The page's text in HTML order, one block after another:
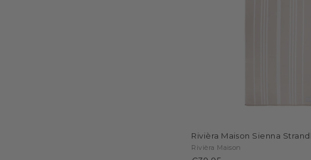
Rivièra Maison Sienna
Rivièra Maison